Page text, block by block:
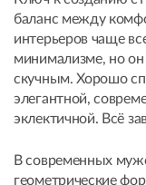
баланс между
интерьеров чаще
минимализме, но
скучным. Хорошо
элегантной,
эклектичной. Всё
В современных
геометрические